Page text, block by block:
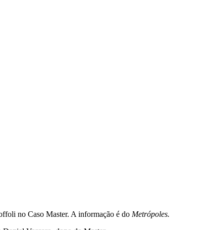
no Caso Master. A informação é do Metrópoles.